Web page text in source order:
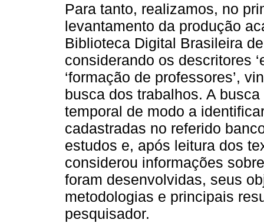
Para tanto, realizamos, no
levantamento da produção
Biblioteca Digital Brasileira
considerando os descritores
‘formação de professores’,
busca dos trabalhos. A
temporal de modo a
cadastradas no referido
estudos e, após leitura dos
considerou informações
foram desenvolvidas, seus
metodologias e principais
pesquisador.